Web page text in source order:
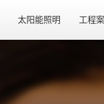
太阳能照明 工程